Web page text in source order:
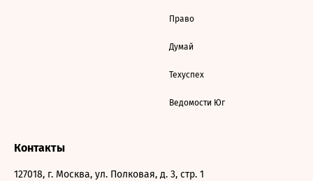
Право
Думай
Техуспех
Ведомости Юг
Контакты
127018, г. Москва, ул. Полковая, д. 3, стр. 1